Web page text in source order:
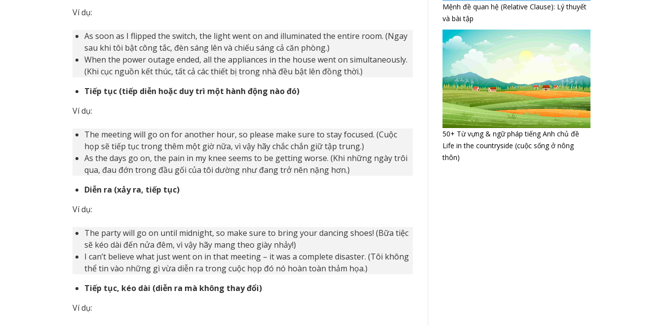
Ví dụ:
As soon as I flipped the switch, the light went on and illuminated the entire room. (Ngay
sau khi tôi bật công tắc, đèn sáng lên và chiếu sáng cả căn phòng.)
When the power outage ended, all the appliances in the house went on simultaneously.
(Khi cục nguồn kết thúc, tất cả các thiết bị trong nhà đều bật lên đồng thời.)
Tiếp tục (tiếp diễn hoặc duy trì một hành động nào đó)
Ví dụ:
The meeting will go on for another hour, so please make sure to stay focused. (Cuộc
họp sẽ tiếp tục trong thêm một giờ nữa, vì vậy hãy chắc chắn giữ tập trung.)
As the days go on, the pain in my knee seems to be getting worse. (Khi những ngày trôi
qua, đau đớn trong đầu gối của tôi dường như đang trở nên nặng hơn.)
Diễn ra (xảy ra, tiếp tục)
Ví dụ:
The party will go on until midnight, so make sure to bring your dancing shoes! (Bữa tiệc
sẽ kéo dài đến nửa đêm, vì vậy hãy mang theo giày nhảy!)
I can’t believe what just went on in that meeting – it was a complete disaster. (Tôi không
thể tin vào những gì vừa diễn ra trong cuộc họp đó nó hoàn toàn thảm họa.)
Tiếp tục, kéo dài (diễn ra mà không thay đổi)
Ví dụ:
Mệnh đề quan hệ (Relative Clause): Lý thuyết
và bài tập
50+ Từ vựng & ngữ pháp tiếng Anh chủ đề
Life in the countryside (cuộc sống ở nông
thôn)